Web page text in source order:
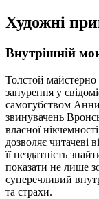
Художні
Внутрішній
Толстой майстерно
занурення у
самогубством
звинувачень
власної
дозволяє читачеві
її нездатність
показати не лише
суперечливий
та страхи.